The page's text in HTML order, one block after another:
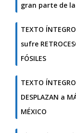
gran parte de la
TEXTO
sufre
FÓSILES
TEXTO
DESPLAZAN a
MÉXICO